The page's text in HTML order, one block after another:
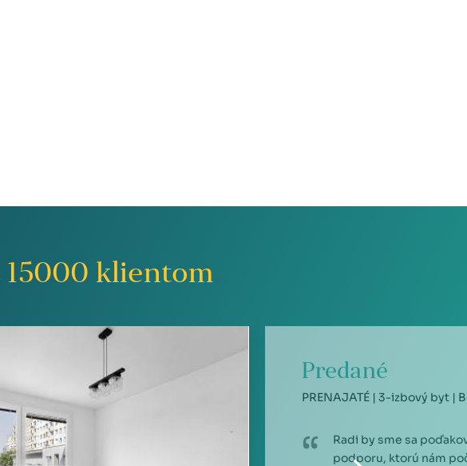
15000 klientom
Predané
PRENAJATÉ | 3-izbový byt |
Radi by sme sa
podporu, ktorú nám